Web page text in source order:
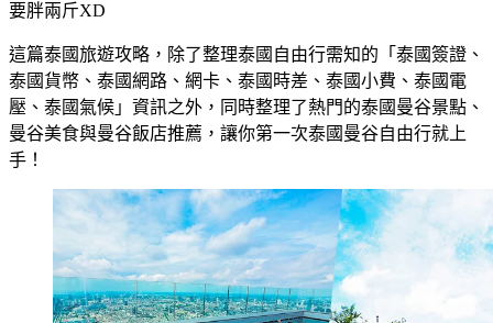
要胖兩斤XD
這篇泰國旅遊攻略，除了整理泰國自由行需知的「泰國簽證、
泰國貨幣、泰國網路、網卡、泰國時差、泰國小費、泰國電
壓、泰國氣候」資訊之外，同時整理了熱門的泰國曼谷景點、
曼谷美食與曼谷飯店推薦，讓你第一次泰國曼谷自由行就上
手！